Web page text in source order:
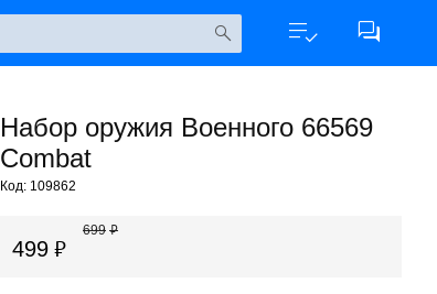
Набор оружия Военного 66569
Combat
Код: 109862
499
699